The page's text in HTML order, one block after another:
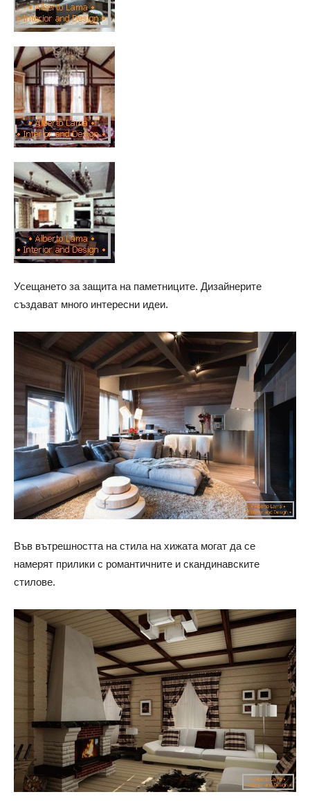
Усещането за защита на паметниците. Дизайнерите
създават много интересни идеи.
Във вътрешността на стила на хижата могат да се
намерят прилики с романтичните и скандинавските
стилове.